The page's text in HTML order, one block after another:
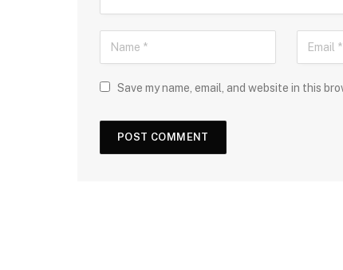
Save my name, email, and website in this